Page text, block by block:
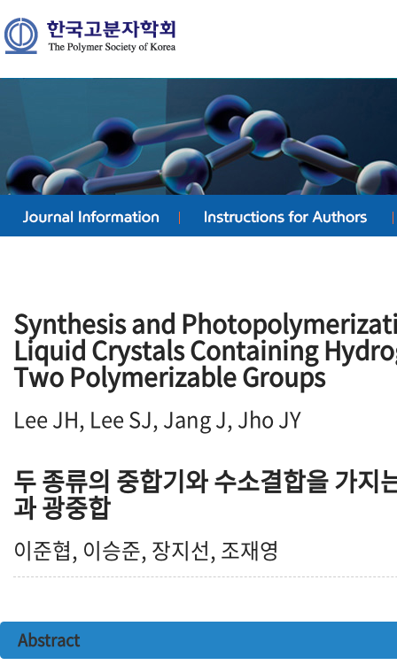
Synthesis and
Liquid Crystals Containing
Two Polymerizable Groups
Lee JH, Lee SJ, Jang J, Jho JY
두 종류의 중합기와 수소결합을 가지
과 광중합
이준협, 이승준, 장지선, 조재영
Abstract